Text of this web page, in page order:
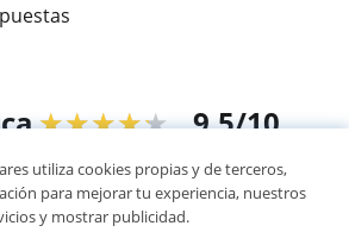
★★★★★ 9,5/10
opiniones de alumnos
utiliza cookies propias y de terceros,
para mejorar tu experiencia, nuestros
y mostrar publicidad.